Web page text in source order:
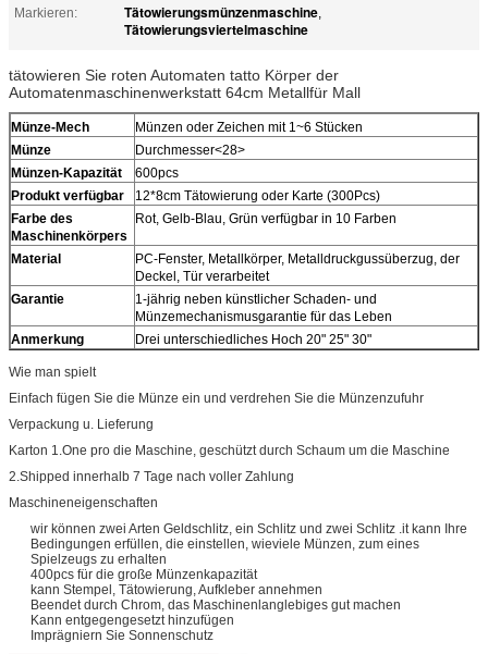
Markieren:
Tätowierungsmünzenmaschine,
Tätowierungsviertelmaschine
tätowieren Sie roten Automaten tatto Körper der
Automatenmaschinenwerkstatt 64cm Metallfür Mall
Münze-Mech
Münzen oder Zeichen mit 1~6 Stücken
Münze
Durchmesser<28>
Münzen-Kapazität
600pcs
Produkt verfügbar
12*8cm Tätowierung oder Karte (300Pcs)
Farbe des
Maschinenkörpers
Rot, Gelb-Blau, Grün verfügbar in 10 Farben
Material
PC-Fenster, Metallkörper, Metalldruckgussüberzug, der
Deckel, Tür verarbeitet
Garantie
1-jährig neben künstlicher Schaden- und
Münzemechanismusgarantie für das Leben
Anmerkung
Drei unterschiedliches Hoch 20" 25" 30"
Wie man spielt
Einfach fügen Sie die Münze ein und verdrehen Sie die Münzenzufuhr
Verpackung u. Lieferung
Karton 1.One pro die Maschine, geschützt durch Schaum um die Maschine
2.Shipped innerhalb 7 Tage nach voller Zahlung
Maschineneigenschaften
wir können zwei Arten Geldschlitz, ein Schlitz und zwei Schlitz .it kann Ihre
Bedingungen erfüllen, die einstellen, wieviele Münzen, zum eines
Spielzeugs zu erhalten
400pcs für die große Münzenkapazität
kann Stempel, Tätowierung, Aufkleber annehmen
Beendet durch Chrom, das Maschinenlanglebiges gut machen
Kann entgegengesetzt hinzufügen
Imprägniern Sie Sonnenschutz